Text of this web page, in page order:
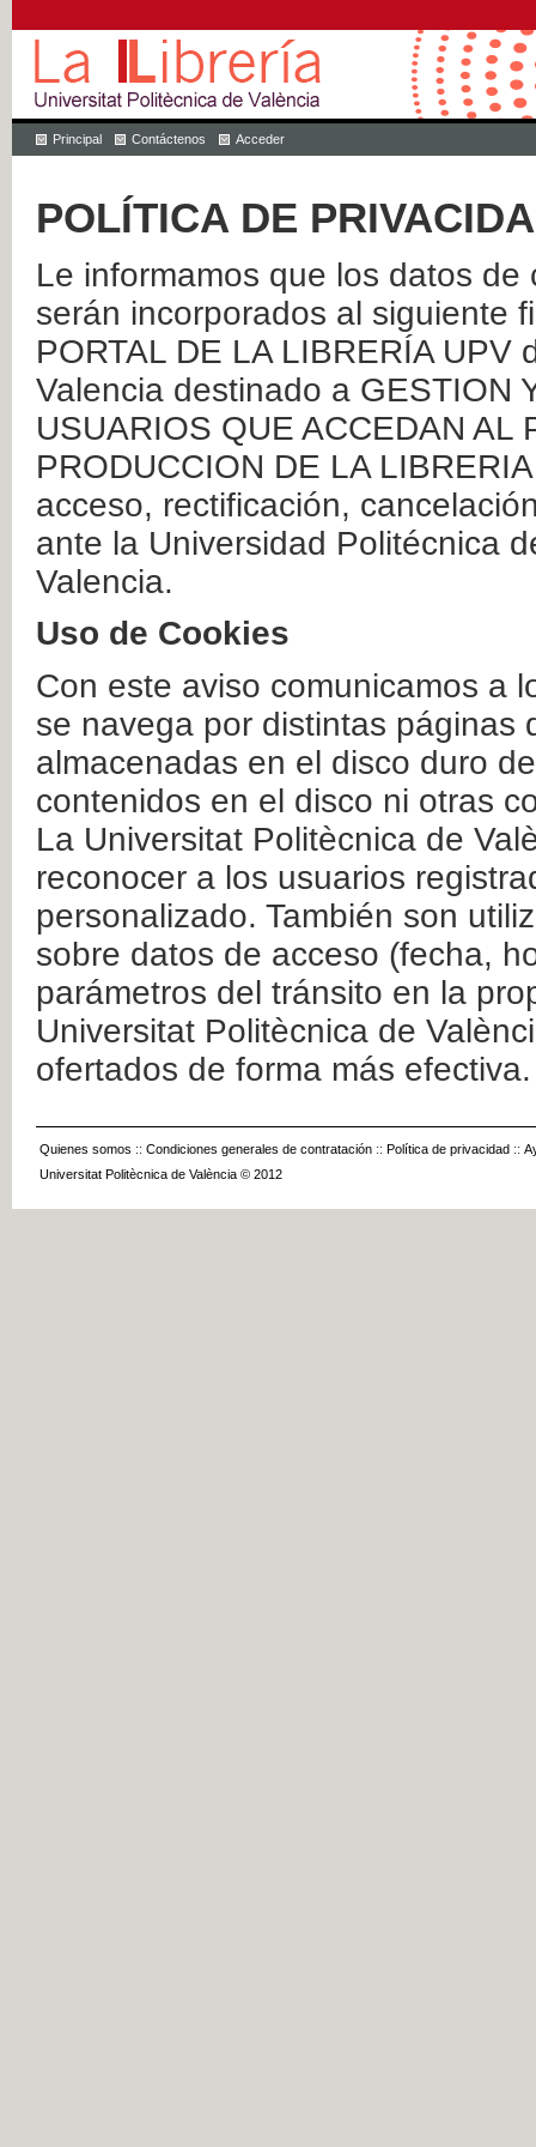
Principal Contáctenos Acceder
POLÍTICA DE
Le informamos que los datos
serán incorporados al siguiente
PORTAL DE LA LIBRERÍA
Valencia destinado a GESTION
USUARIOS QUE ACCEDAN AL
PRODUCCION DE LA
acceso, rectificación,
ante la Universidad Politécnica
Valencia.
Uso de Cookies
Con este aviso comunicamos a
se navega por distintas páginas
almacenadas en el disco duro
contenidos en el disco ni otras
La Universitat Politècnica de
reconocer a los usuarios
personalizado. También son
sobre datos de acceso (fecha,
parámetros del tránsito en la
Universitat Politècnica de
ofertados de forma más efectiva.
Quienes somos :: Condiciones generales de contratación :: Política de privacidad ::
Universitat Politècnica de València © 2012